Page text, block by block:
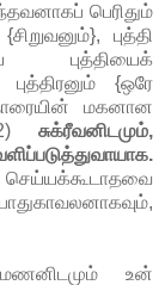
பெரிதும்
புத்தி
புத்தியைக்
{ஒரே
மகனான
சுக்ரீவனிடமும்,
உன்